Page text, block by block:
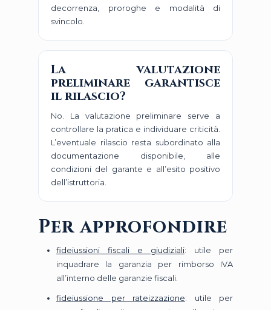
decorrenza, proroghe e modalità di
svincolo.
La valutazione
preliminare garantisce
il rilascio?
No. La valutazione preliminare serve a
controllare la pratica e individuare criticità.
L’eventuale rilascio resta subordinato alla
documentazione disponibile, alle
condizioni del garante e all’esito positivo
dell’istruttoria.
Per approfondire
fideiussioni fiscali e giudiziali: utile per
inquadrare la garanzia per rimborso IVA
all’interno delle garanzie fiscali.
fideiussione per rateizzazione: utile per